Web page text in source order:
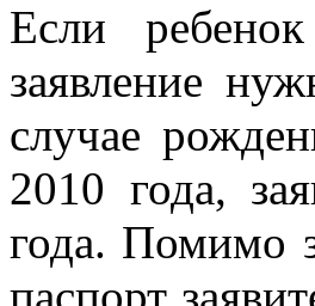
Если
заявление
случае
2010 года,
года. Помимо